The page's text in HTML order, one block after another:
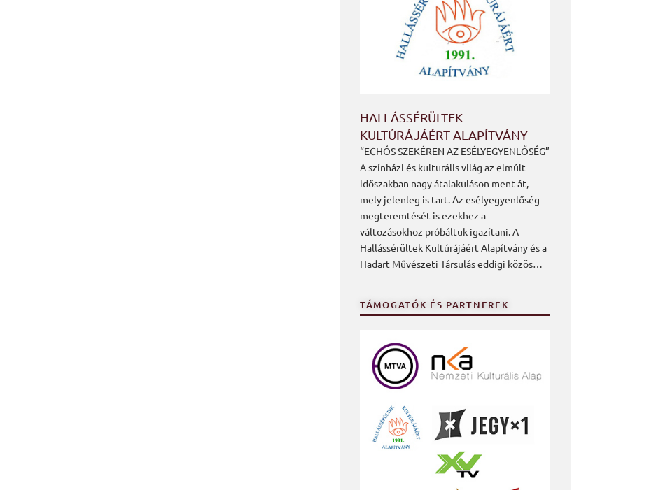
HALLÁSSÉRÜLTEK
KULTÚRÁJÁÉRT ALAPÍTVÁNY
“ECHÓS SZEKÉREN AZ ESÉLYEGYENLŐSÉG”
A színházi és kulturális világ az elmúlt
időszakban nagy átalakuláson ment át,
mely jelenleg is tart. Az esélyegyenlőség
megteremtését is ezekhez a
változásokhoz próbáltuk igazítani. A
Hallássérültek Kultúrájáért Alapítvány és a
Hadart Művészeti Társulás eddigi közös…
TÁMOGATÓK ÉS PARTNEREK